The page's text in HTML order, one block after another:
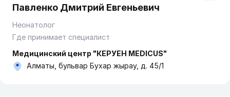
Павленко Дмитрий Евгеньевич
Неонатолог
Где принимает специалист
Медицинский центр "КЕРУЕН MEDICUS"
Алматы, бульвар Бухар жырау, д. 45/1